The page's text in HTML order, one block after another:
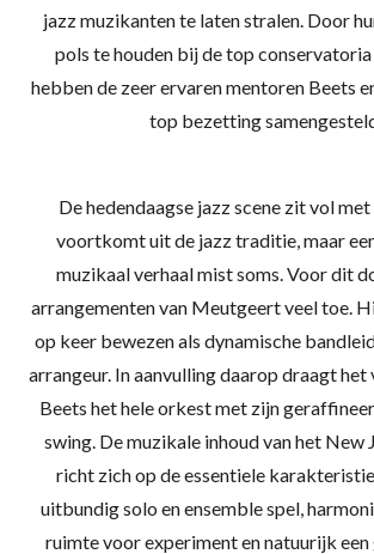
jazz muzikanten te laten stralen. Door
pols te houden bij de top
hebben de zeer ervaren mentoren Beets
top bezetting
De hedendaagse jazz scene zit vol
voortkomt uit de jazz traditie, maar
muzikaal verhaal mist soms. Voor dit
arrangementen van Meutgeert veel toe.
op keer bewezen als dynamische
arrangeur. In aanvulling daarop draagt het
Beets het hele orkest met zijn
swing. De muzikale inhoud van het New
richt zich op de essentiele
uitbundig solo en ensemble spel,
ruimte voor experiment en natuurijk een